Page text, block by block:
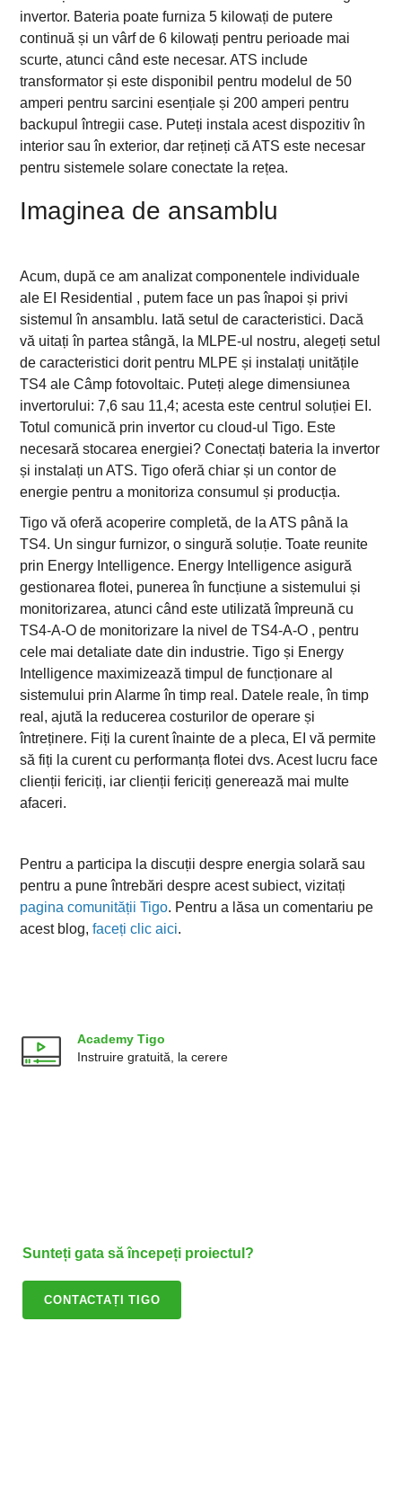
Academy Tigo
Instruire gratuită, la cerere
Sunteți gata să începeți proiectul?
CONTACTAȚI TIGO
invertor. Bateria poate furniza 5 kilowați de putere
continuă și un vârf de 6 kilowați pentru perioade mai
scurte, atunci când este necesar. ATS include
transformator și este disponibil pentru modelul de 50
amperi pentru sarcini esențiale și 200 amperi pentru
backupul întregii case. Puteți instala acest dispozitiv în
interior sau în exterior, dar rețineți că ATS este necesar
pentru sistemele solare conectate la rețea.
Imaginea de ansamblu
Acum, după ce am analizat componentele individuale
ale EI Residential , putem face un pas înapoi și privi
sistemul în ansamblu. Iată setul de caracteristici. Dacă
vă uitați în partea stângă, la MLPE-ul nostru, alegeți setul
de caracteristici dorit pentru MLPE și instalați unitățile
TS4 ale Câmp fotovoltaic. Puteți alege dimensiunea
invertorului: 7,6 sau 11,4; acesta este centrul soluției EI.
Totul comunică prin invertor cu cloud-ul Tigo. Este
necesară stocarea energiei? Conectați bateria la invertor
și instalați un ATS. Tigo oferă chiar și un contor de
energie pentru a monitoriza consumul și producția.
Tigo vă oferă acoperire completă, de la ATS până la
TS4. Un singur furnizor, o singură soluție. Toate reunite
prin Energy Intelligence. Energy Intelligence asigură
gestionarea flotei, punerea în funcțiune a sistemului și
monitorizarea, atunci când este utilizată împreună cu
TS4-A-O de monitorizare la nivel de TS4-A-O , pentru
cele mai detaliate date din industrie. Tigo și Energy
Intelligence maximizează timpul de funcționare al
sistemului prin Alarme în timp real. Datele reale, în timp
real, ajută la reducerea costurilor de operare și
întreținere. Fiți la curent înainte de a pleca, EI vă permite
să fiți la curent cu performanța flotei dvs. Acest lucru face
clienții fericiți, iar clienții fericiți generează mai multe
afaceri.
Pentru a participa la discuții despre energia solară sau
pentru a pune întrebări despre acest subiect, vizitați
pagina comunității Tigo. Pentru a lăsa un comentariu pe
acest blog,faceți clic aici.